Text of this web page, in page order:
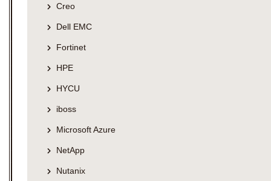
Creo
Dell EMC
Fortinet
HPE
HYCU
iboss
Microsoft Azure
NetApp
Nutanix